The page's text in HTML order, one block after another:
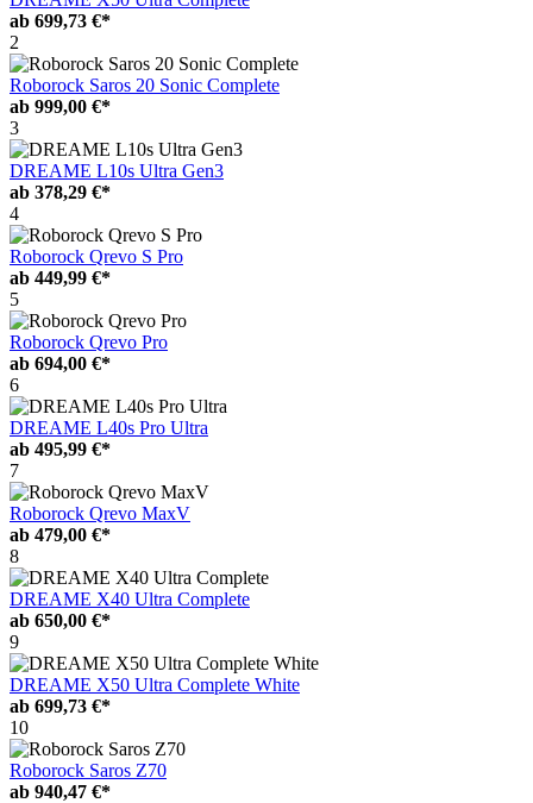
ab 699,73 €*
2
Roborock Saros 20 Sonic Complete
ab 999,00 €*
3
DREAME L10s Ultra Gen3
ab 378,29 €*
4
Roborock Qrevo S Pro
ab 449,99 €*
5
Roborock Qrevo Pro
ab 694,00 €*
6
DREAME L40s Pro Ultra
ab 495,99 €*
7
Roborock Qrevo MaxV
ab 479,00 €*
8
DREAME X40 Ultra Complete
ab 650,00 €*
9
DREAME X50 Ultra Complete White
ab 699,73 €*
10
Roborock Saros Z70
ab 940,47 €*